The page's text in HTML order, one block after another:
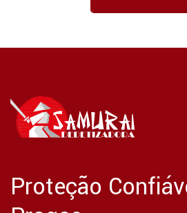
Proteção